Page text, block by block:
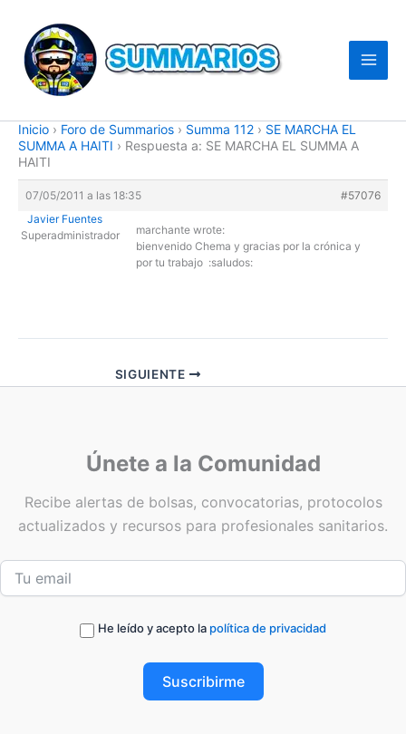
contenido
Inicio › Foro de Summarios › Summa 112 › SE MARCHA EL
SUMMA A HAITI › Respuesta a: SE MARCHA EL SUMMA A
HAITI
07/05/2011 a las 18:35
#57076
Javier Fuentes
Superadministrador
marchante wrote:
bienvenido Chema y gracias por la crónica y
por tu trabajo :saludos:
SIGUIENTE
Únete a la Comunidad
Recibe alertas de bolsas, convocatorias, protocolos
actualizados y recursos para profesionales sanitarios.
He leído y acepto la política de privacidad
Suscribirme